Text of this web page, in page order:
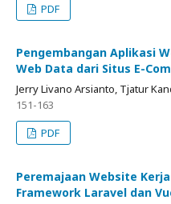
PDF
Pengembangan Aplikasi
Web Data dari Situs E-
Jerry Livano Arsianto, Tjatur
151-163
PDF
Peremajaan Website
Framework Laravel dan